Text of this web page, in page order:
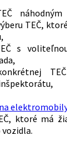
TEČ,
s
ktoré má